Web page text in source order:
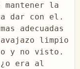
la
dar con el.
adecuadas
limpio
y no visto.
era al